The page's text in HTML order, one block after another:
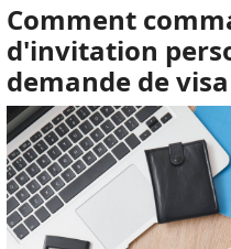
Comment
d'invitation
demande de visa